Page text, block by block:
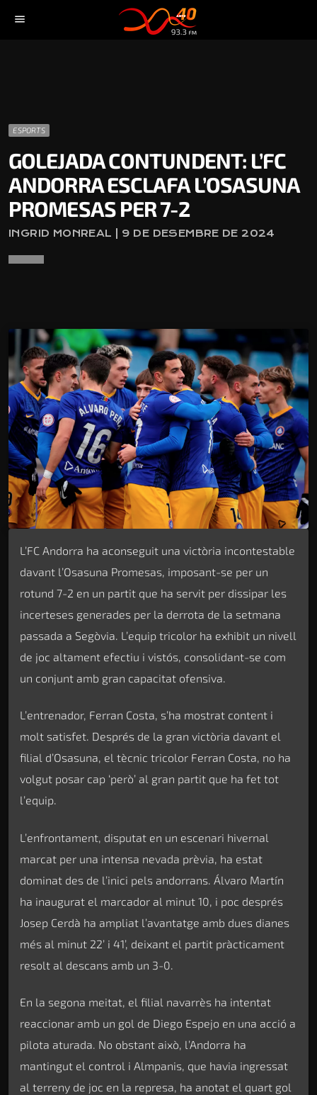
menu
ESPORTS
GOLEJADA CONTUNDENT: L’FC
ANDORRA ESCLAFA L’OSASUNA
PROMESAS PER 7-2
INGRID MONREAL | 9 DE DESEMBRE DE 2024
L’FC Andorra ha aconseguit una victòria incontestable
davant l’Osasuna Promesas, imposant-se per un
rotund 7-2 en un partit que ha servit per dissipar les
incerteses generades per la derrota de la setmana
passada a Segòvia. L’equip tricolor ha exhibit un nivell
de joc altament efectiu i vistós, consolidant-se com
un conjunt amb gran capacitat ofensiva.
L’entrenador, Ferran Costa, s’ha mostrat content i
molt satisfet. Després de la gran victòria davant el
filial d’Osasuna, el tècnic tricolor Ferran Costa, no ha
volgut posar cap ‘però’ al gran partit que ha fet tot
l’equip.
L’enfrontament, disputat en un escenari hivernal
marcat per una intensa nevada prèvia, ha estat
dominat des de l’inici pels andorrans. Álvaro Martín
ha inaugurat el marcador al minut 10, i poc després
Josep Cerdà ha ampliat l’avantatge amb dues dianes
més al minut 22’ i 41’, deixant el partit pràcticament
resolt al descans amb un 3-0.
En la segona meitat, el filial navarrès ha intentat
reaccionar amb un gol de Diego Espejo en una acció a
pilota aturada. No obstant això, l’Andorra ha
mantingut el control i Almpanis, que havia ingressat
al terreny de joc en la represa, ha anotat el quart gol